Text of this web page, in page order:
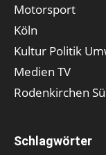
Motorsport
Köln
Kultur Politik
Medien TV
Rodenkirchen
Schlagwörter